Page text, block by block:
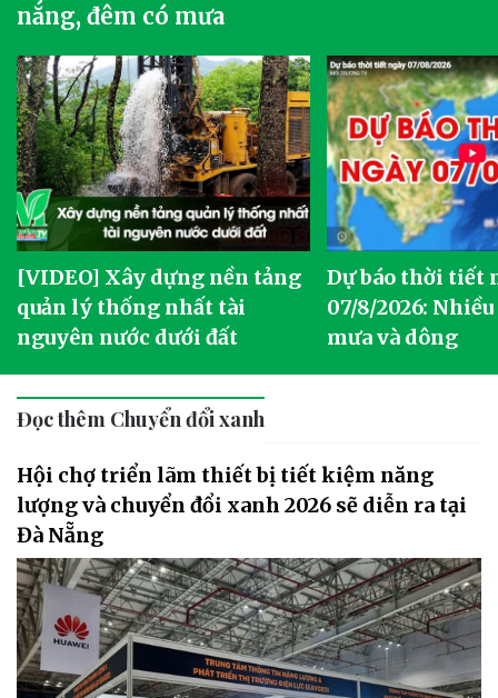
nắng, đêm có mưa
[VIDEO] Xây dựng nền tảng
quản lý thống nhất tài
nguyên nước dưới đất
Dự báo thời tiết
07/8/2026:
mưa và dông
Đọc thêm Chuyển đổi xanh
Hội chợ triển lãm thiết bị tiết kiệm năng
lượng và chuyển đổi xanh 2026 sẽ diễn ra tại
Đà Nẵng